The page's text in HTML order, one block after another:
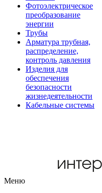
Фотоэлектрическое
преобразование
энергии
Трубы
Арматура трубная,
распределение,
контроль давления
Изделия для
обеспечения
безопасности
жизнедеятельности
Кабельные системы
Меню